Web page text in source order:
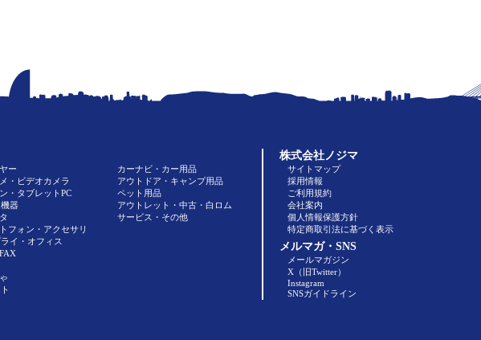
ー
・ビデオカメラ
・タブレットPC
器
フォン・アクセサリ
イ・オフィス
カーナビ・カー用品
アウトドア・キャンプ用品
ペット用品
アウトレット・中古・白ロム
サービス・その他
株式会社ノジマ
サイトマップ
採用情報
ご利用規約
会社案内
個人情報保護方針
特定商取引法に基づく表示
メルマガ・SNS
メールマガジン
X（旧Twitter）
Instagram
SNSガイドライン